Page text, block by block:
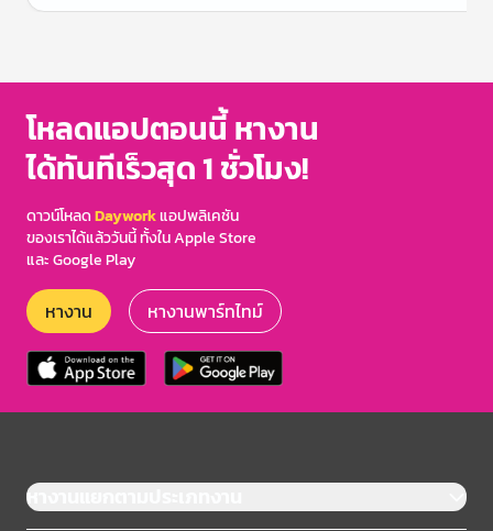
of
โหลดแอปตอนนี้ หางาน
ได้ทันทีเร็วสุด 1 ชั่วโมง!
ดาวน์โหลดDayworkแอปพลิเคชัน
ของเราได้แล้ววันนี้ ทั้งใน Apple Store
และ Google Play
หางาน หางานพาร์ทไทม์
หางานแยกตามประเภทงาน